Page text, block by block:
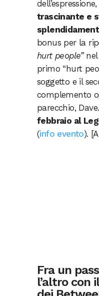
trascinante e
bonus per la
hurt people”nel
primo “hurt
soggetto e il
complemento
parecchio,
febbraio al
(info evento).
Fra un
l’altro con